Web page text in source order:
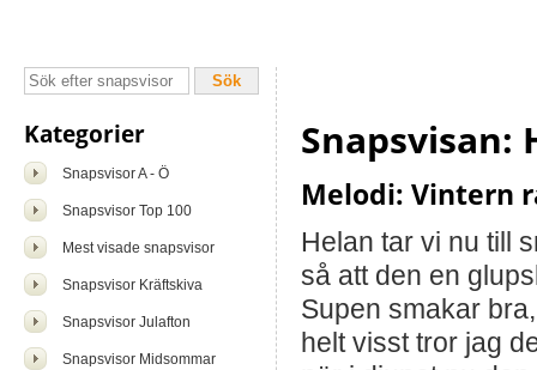
Kategorier
Snapsvisor A - Ö
Snapsvisor Top 100
Mest visade snapsvisor
Snapsvisor Kräftskiva
Snapsvisor Julafton
Snapsvisor Midsommar
Snapsvisan:
Melodi: Vintern
Helan tar vi nu till
så att den en
Supen smakar bra,
helt visst tror jag